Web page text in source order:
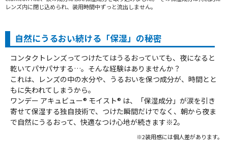
レンズ内に閉じ込められ、装用時間中ずっと流出しません。
自然にうるおい続ける「保湿」の秘密
コンタクトレンズってつけたてはうるおっていても、夜になると
乾いてパサパサする…。そんな経験はありませんか？
これは、レンズの中の水分や、うるおいを保つ成分が、時間とと
もに失われてしまうから。
ワンデー アキュビュー® モイスト® は、「保湿成分」が涙を引き
寄せて保湿する独自技術で、つけた瞬間だけでなく、朝から夜ま
で自然にうるおって、快適なつけ心地が続きます※2。
※2装用感には個人差があります。